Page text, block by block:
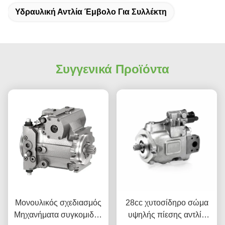
Υδραυλική Αντλία Έμβολο Για Συλλέκτη
Συγγενικά Προϊόντα
Μονουλικός σχεδιασμός
Μηχανήματα συγκομιδής
28cc χυτοσίδηρο σώμα
υψηλής πίεσης αντλία